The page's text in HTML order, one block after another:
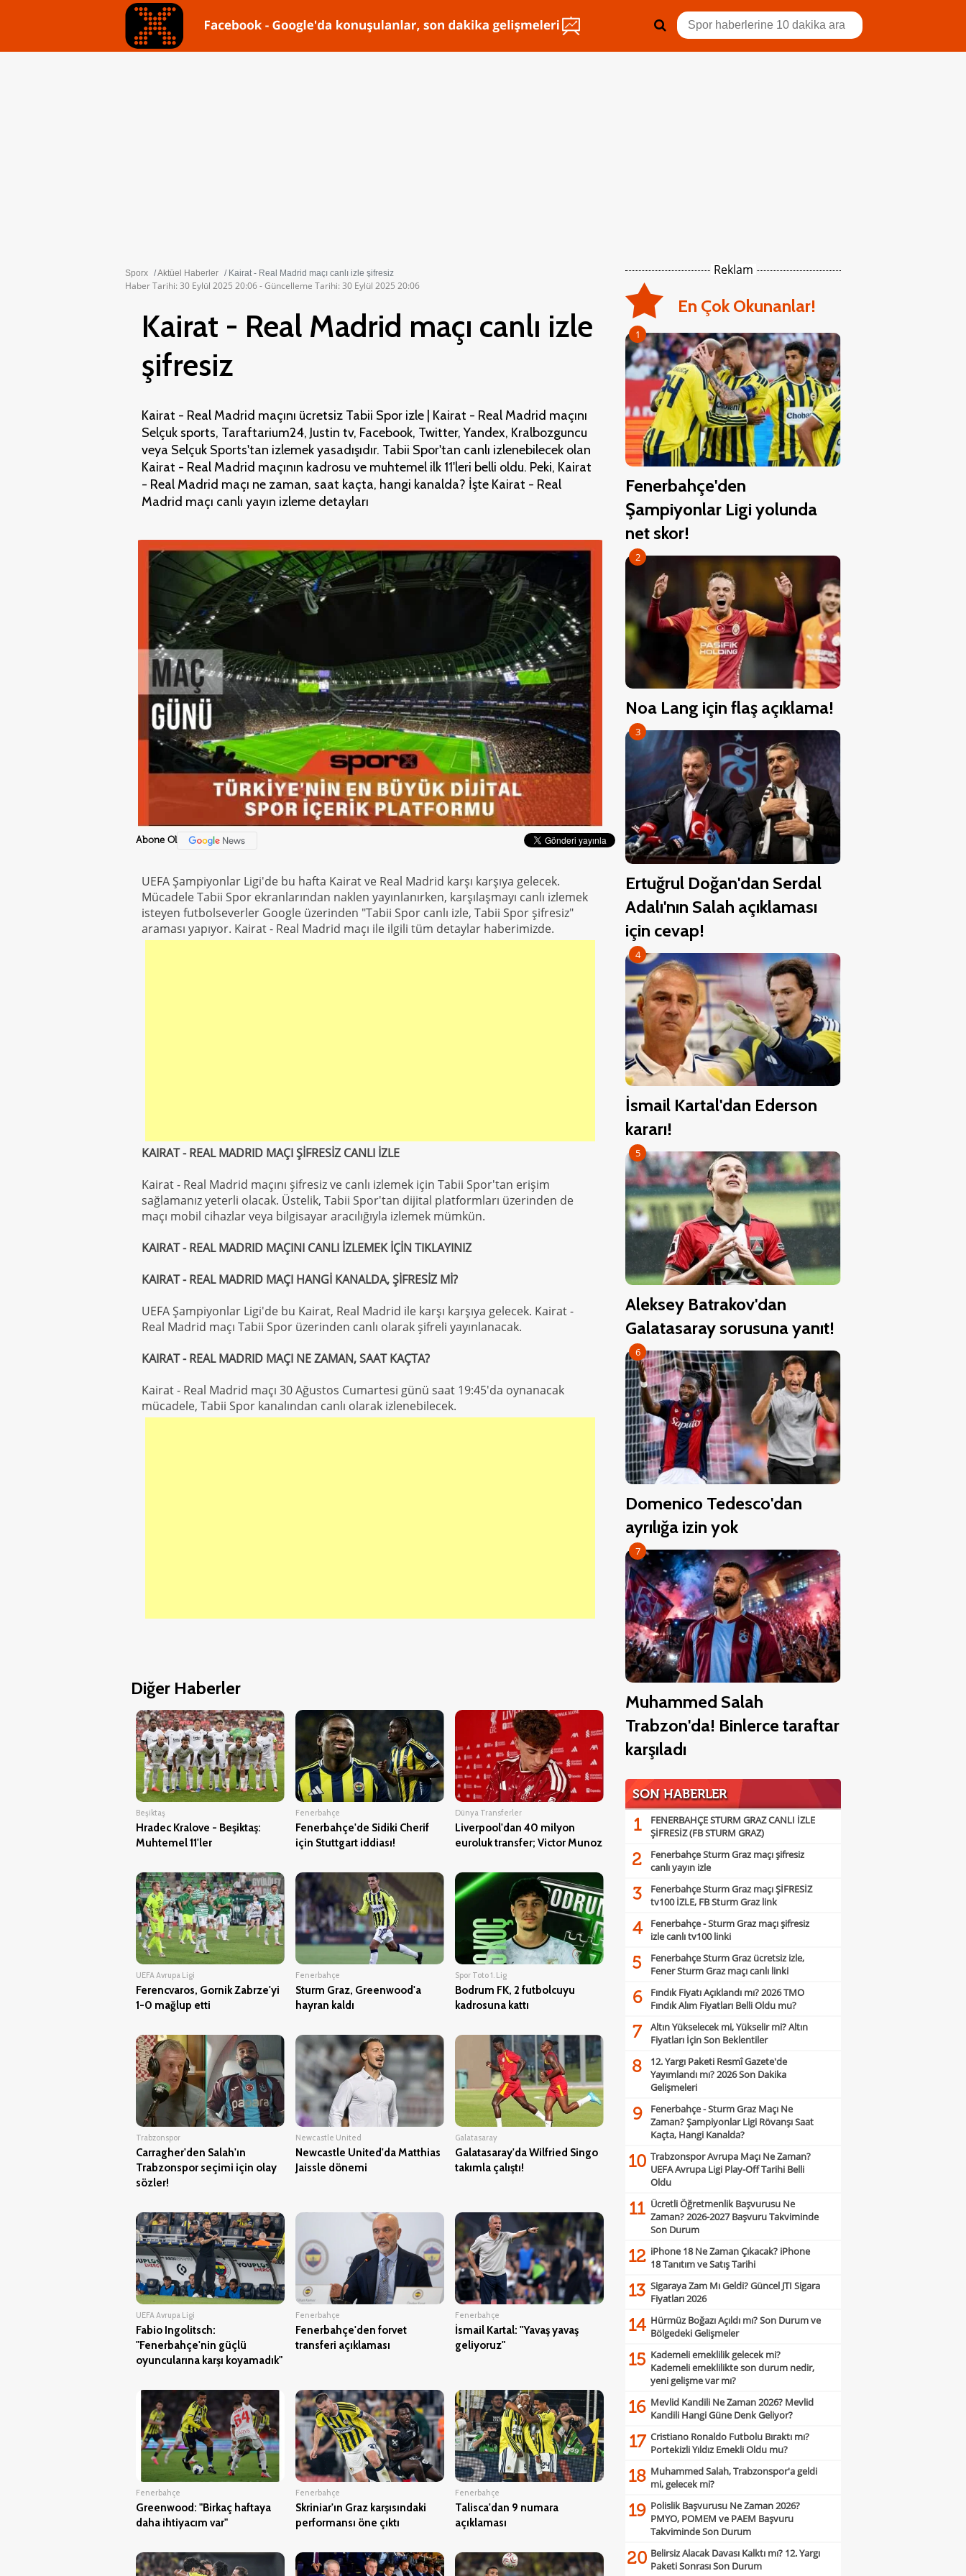
Sporx Aktüel Haberler Kairat - Real Madrid maçı canlı izle şifresiz
Haber Tarihi: 30 Eylül 2025 20:06 - Güncelleme Tarihi: 30 Eylül 2025 20:06
Kairat - Real Madrid maçı canlı izle
şifresiz
Kairat - Real Madrid maçını ücretsiz Tabii Spor izle | Kairat - Real Madrid maçını
Selçuk sports, Taraftarium24, Justin tv, Facebook, Twitter, Yandex, Kralbozguncu
veya Selçuk Sports'tan izlemek yasadışıdır. Tabii Spor'tan canlı izlenebilecek olan
Kairat - Real Madrid maçının kadrosu ve muhtemel ilk 11'leri belli oldu. Peki, Kairat
- Real Madrid maçı ne zaman, saat kaçta, hangi kanalda? İşte Kairat - Real
Madrid maçı canlı yayın izleme detayları
Abone Ol
UEFA Şampiyonlar Ligi'de bu hafta Kairat ve Real Madrid karşı karşıya gelecek.
Mücadele Tabii Spor ekranlarından naklen yayınlanırken, karşılaşmayı canlı izlemek
isteyen futbolseverler Google üzerinden "Tabii Spor canlı izle, Tabii Spor şifresiz"
araması yapıyor. Kairat - Real Madrid maçı ile ilgili tüm detaylar haberimizde.
KAIRAT - REAL MADRID MAÇI ŞİFRESİZ CANLI İZLE
Kairat - Real Madrid maçını şifresiz ve canlı izlemek için Tabii Spor'tan erişim
sağlamanız yeterli olacak. Üstelik, Tabii Spor'tan dijital platformları üzerinden de
maçı mobil cihazlar veya bilgisayar aracılığıyla izlemek mümkün.
KAIRAT - REAL MADRID MAÇINI CANLI İZLEMEK İÇİN TIKLAYINIZ
KAIRAT - REAL MADRID MAÇI HANGİ KANALDA, ŞİFRESİZ Mİ?
UEFA Şampiyonlar Ligi'de bu Kairat, Real Madrid ile karşı karşıya gelecek. Kairat -
Real Madrid maçı Tabii Spor üzerinden canlı olarak şifreli yayınlanacak.
KAIRAT - REAL MADRID MAÇI NE ZAMAN, SAAT KAÇTA?
Kairat - Real Madrid maçı 30 Ağustos Cumartesi günü saat 19:45'da oynanacak
mücadele, Tabii Spor kanalından canlı olarak izlenebilecek.
Diğer Haberler
Beşiktaş
Hradec Kralove - Beşiktaş:
Muhtemel 11'ler
Fenerbahçe
Fenerbahçe'de Sidiki Cherif
için Stuttgart iddiası!
Dünya Transferler
Liverpool'dan 40 milyon
euroluk transfer; Victor Munoz
UEFA Avrupa Ligi
Ferencvaros, Gornik Zabrze'yi
1-0 mağlup etti
Fenerbahçe
Sturm Graz, Greenwood'a
hayran kaldı
Spor Toto 1. Lig
Bodrum FK, 2 futbolcuyu
kadrosuna kattı
Trabzonspor
Carragher'den Salah'ın
Trabzonspor seçimi için olay
sözler!
Newcastle United
Newcastle United'da Matthias
Jaissle dönemi
Galatasaray
Galatasaray'da Wilfried Singo
takımla çalıştı!
UEFA Avrupa Ligi
Fabio Ingolitsch:
"Fenerbahçe'nin güçlü
oyuncularına karşı koyamadık"
Fenerbahçe
Fenerbahçe'den forvet
transferi açıklaması
Fenerbahçe
İsmail Kartal: "Yavaş yavaş
geliyoruz"
Fenerbahçe
Greenwood: "Birkaç haftaya
daha ihtiyacım var"
Fenerbahçe
Skriniar'ın Graz karşısındaki
performansı öne çıktı
Fenerbahçe
Talisca'dan 9 numara
açıklaması
Reklam
En Çok Okunanlar!
1
Fenerbahçe'den
Şampiyonlar Ligi yolunda
net skor!
2
Noa Lang için flaş açıklama!
3
Ertuğrul Doğan'dan Serdal
Adalı'nın Salah açıklaması
için cevap!
4
İsmail Kartal'dan Ederson
kararı!
5
Aleksey Batrakov'dan
Galatasaray sorusuna yanıt!
6
Domenico Tedesco'dan
ayrılığa izin yok
7
Muhammed Salah
Trabzon'da! Binlerce taraftar
karşıladı
SON HABERLER
1
FENERBAHÇE STURM GRAZ CANLI İZLE
ŞİFRESİZ (FB STURM GRAZ)
2
Fenerbahçe Sturm Graz maçı şifresiz
canlı yayın izle
3
Fenerbahçe Sturm Graz maçı ŞİFRESİZ
tv100 İZLE, FB Sturm Graz link
4
Fenerbahçe - Sturm Graz maçı şifresiz
izle canlı tv100 linki
5
Fenerbahçe Sturm Graz ücretsiz izle,
Fener Sturm Graz maçı canlı linki
6
Fındık Fiyatı Açıklandı mı? 2026 TMO
Fındık Alım Fiyatları Belli Oldu mu?
7
Altın Yükselecek mi, Yükselir mi? Altın
Fiyatları İçin Son Beklentiler
8
12. Yargı Paketi Resmî Gazete'de
Yayımlandı mı? 2026 Son Dakika
Gelişmeleri
9
Fenerbahçe - Sturm Graz Maçı Ne
Zaman? Şampiyonlar Ligi Rövanşı Saat
Kaçta, Hangi Kanalda?
10 Trabzonspor Avrupa Maçı Ne Zaman?
UEFA Avrupa Ligi Play-Off Tarihi Belli
Oldu
11 Ücretli Öğretmenlik Başvurusu Ne
Zaman? 2026-2027 Başvuru Takviminde
Son Durum
12 iPhone 18 Ne Zaman Çıkacak? iPhone
18 Tanıtım ve Satış Tarihi
13 Sigaraya Zam Mı Geldi? Güncel JTI Sigara
Fiyatları 2026
14 Hürmüz Boğazı Açıldı mı? Son Durum ve
Bölgedeki Gelişmeler
15 Kademeli emeklilik gelecek mi?
Kademeli emeklilikte son durum nedir,
yeni gelişme var mı?
16 Mevlid Kandili Ne Zaman 2026? Mevlid
Kandili Hangi Güne Denk Geliyor?
17 Cristiano Ronaldo Futbolu Bıraktı mı?
Portekizli Yıldız Emekli Oldu mu?
18 Muhammed Salah, Trabzonspor'a geldi
mi, gelecek mi?
19 Polislik Başvurusu Ne Zaman 2026?
PMYO, POMEM ve PAEM Başvuru
Takviminde Son Durum
20 Belirsiz Alacak Davası Kalktı mı? 12. Yargı
Paketi Sonrası Son Durum